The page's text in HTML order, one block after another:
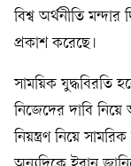
বিশ্ব অর্থনীতি
প্রকাশ করেছে।
সাময়িক যুদ্ধবিরতি
নিজেদের দাবি নিয়ে
নিয়ন্ত্রণ নিয়ে